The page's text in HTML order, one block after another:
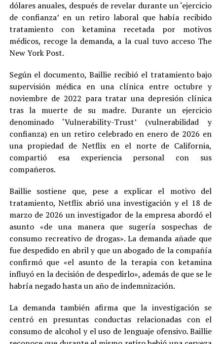
dólares anuales, después de revelar durante un ‘ejercicio
de confianza’ en un retiro laboral que había recibido
tratamiento con ketamina recetada por motivos
médicos, recoge la demanda, a la cual tuvo acceso The
New York Post.
Según el documento, Baillie recibió el tratamiento bajo
supervisión médica en una clínica entre octubre y
noviembre de 2022 para tratar una depresión clínica
tras la muerte de su madre. Durante un ejercicio
denominado ‘Vulnerability-Trust’ (vulnerabilidad y
confianza) en un retiro celebrado en enero de 2026 en
una propiedad de Netflix en el norte de California,
compartió esa experiencia personal con sus
compañeros.
Baillie sostiene que, pese a explicar el motivo del
tratamiento, Netflix abrió una investigación y el 18 de
marzo de 2026 un investigador de la empresa abordó el
asunto «de una manera que sugería sospechas de
consumo recreativo de drogas». La demanda añade que
fue despedido en abril y que un abogado de la compañía
confirmó que «el asunto de la terapia con ketamina
influyó en la decisión de despedirlo», además de que se le
habría negado hasta un año de indemnización.
La demanda también afirma que la investigación se
centró en presuntas conductas relacionadas con el
consumo de alcohol y el uso de lenguaje ofensivo. Baillie